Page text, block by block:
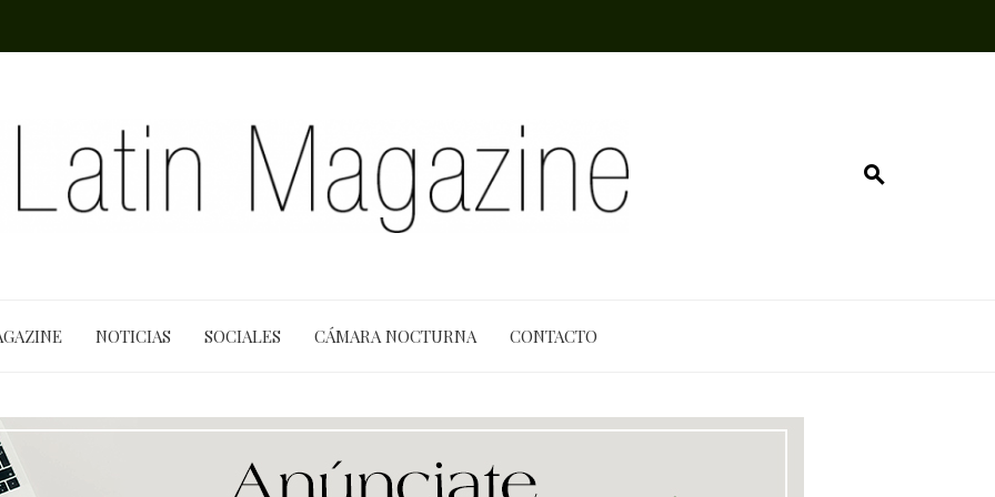
NOTICIAS SOCIALES CÁMARA NOCTURNA CONTACTO